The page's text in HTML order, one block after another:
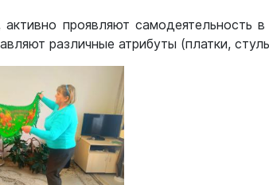
проявляют самодеятельность в
различные атрибуты (платки,